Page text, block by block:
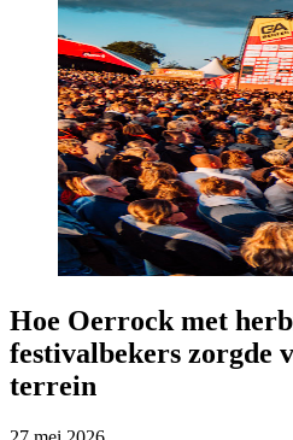
Hoe Oerrock met
festivalbekers zorgde
terrein